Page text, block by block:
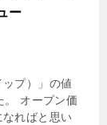
ー
プ）」の値
。 オープン価
ればと思い